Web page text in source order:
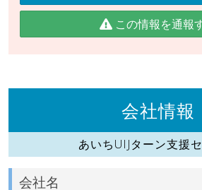
この情報を通報
会社情報
あいちUIJターン支援
会社名